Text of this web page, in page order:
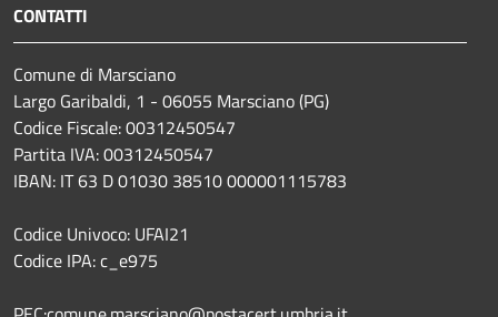
CONTATTI
Comune di Marsciano
Largo Garibaldi, 1 - 06055 Marsciano (PG)
Codice Fiscale: 00312450547
Partita IVA: 00312450547
IBAN: IT 63 D 01030 38510 000001115783
Codice Univoco: UFAI21
Codice IPA: c_e975